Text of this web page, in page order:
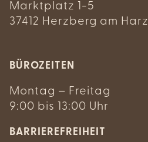
Marktplatz 1-5
37412 Herzberg am Harz
BÜROZEITEN
Montag – Freitag
9:00 bis 13:00 Uhr
BARRIEREFREIHEIT